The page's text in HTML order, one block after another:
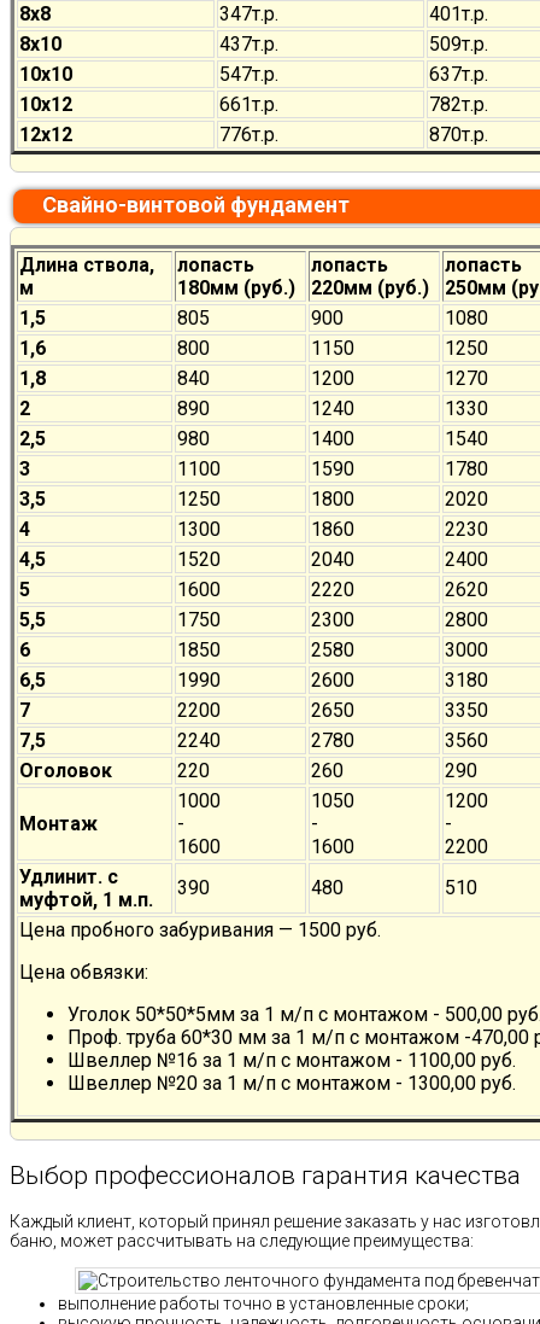
8х8
347т.р. 401т.р.
8х10
437т.р. 509т.р.
10х10
547т.р. 637т.р.
10х12
661т.р. 782т.р.
12х12
776т.р. 870т.р.
Свайно-винтовой фундамент
Длина ствола,
м
лопасть
180мм (руб.)
лопасть
220мм (руб.)
лопасть
250мм
1,5
805 900
1080
1,6
800 1150
1250
1,8
840 1200
1270
2
890 1240
1330
2,5
980 1400
1540
3
1100 1590
1780
3,5
1250 1800
2020
4
1300 1860
2230
4,5
1520 2040
2400
5
1600 2220
2620
5,5
1750 2300
2800
6
1850 2580
3000
6,5
1990 2600
3180
7
2200 2650
3350
7,5
2240 2780
3560
Оголовок
220 260 290
Монтаж
1000
-
1600
1050
-
1600
1200
-
2200
Удлинит. с
муфтой, 1 м.п.
390 480
510
Цена пробного забуривания — 1500 руб.
Цена обвязки:
Уголок 50*50*5мм за 1 м/п с монтажом - 500,00
Проф. труба 60*30 мм за 1 м/п с монтажом -470,00
Швеллер №16 за 1 м/п с монтажом - 1100,00 руб.
Швеллер №20 за 1 м/п с монтажом - 1300,00 руб.
Выбор профессионалов гарантия качества
Каждый клиент, который принял решение заказать у нас
баню, может рассчитывать на следующие преимущества:
выполнение работы точно в установленные сроки;